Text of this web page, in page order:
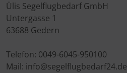
Ülis Segelflugbedarf GmbH
Untergasse 1
63688 Gedern
Telefon: 0049-6045-950100
Mail: info@segelflugbedarf24.de